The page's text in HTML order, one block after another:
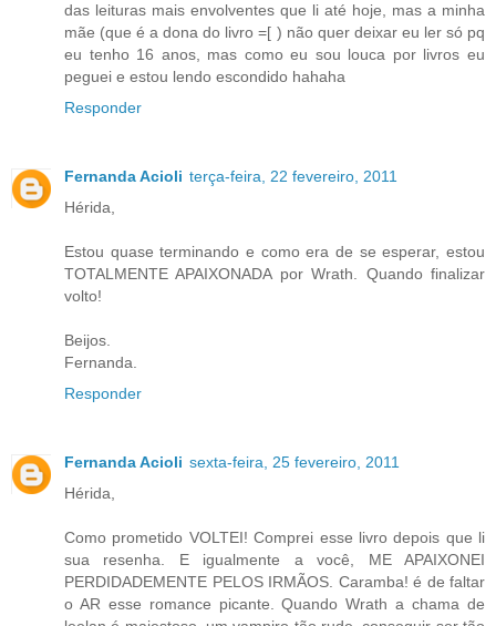
das leituras mais envolventes que li até hoje, mas a minha
mãe (que é a dona do livro =[ ) não quer deixar eu ler só pq
eu tenho 16 anos, mas como eu sou louca por livros eu
peguei e estou lendo escondido hahaha
Responder
Fernanda Acioli terça-feira, 22 fevereiro, 2011
Hérida,
Estou quase terminando e como era de se esperar, estou
TOTALMENTE APAIXONADA por Wrath. Quando finalizar
volto!
Beijos.
Fernanda.
Responder
Fernanda Acioli sexta-feira, 25 fevereiro, 2011
Hérida,
Como prometido VOLTEI! Comprei esse livro depois que li
sua resenha. E igualmente a você, ME APAIXONEI
PERDIDADEMENTE PELOS IRMÃOS. Caramba! é de faltar
o AR esse romance picante. Quando Wrath a chama de